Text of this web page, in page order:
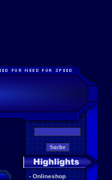
- Onlineshop